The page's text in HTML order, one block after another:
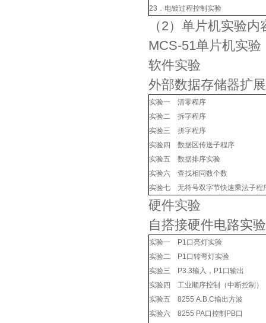
23．电镀过程控制实验
（2）单片机实验内
MCS-51单片机实验
软件实验
外部数据存储器扩展
实验一 清零程序
实验二 拆字程序
实验三 拼字程序
实验四 数据区传送子程序
实验五 数据排序实验
实验六 查找相同数个数
实验七 无符号双字节快速乘法子程
硬件实验
自搭接硬件电路实
实验一 P1口亮灯实验
实验二 P1口转弯灯实验
实验三 P3.3输入，P1口输出
实验四 工业顺序控制（中断控制）
实验五 8255 A.B.C输出方波
实验六 8255 PA口控制PB口